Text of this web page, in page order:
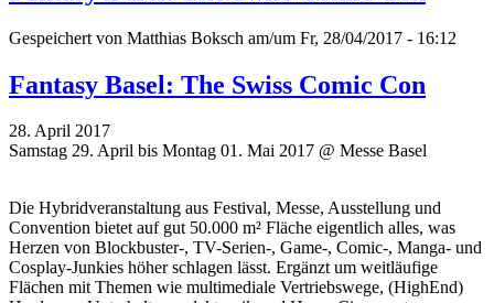
Gespeichert von Matthias Boksch am/um Fr, 28/04/2017 - 16:12
Fantasy Basel: The Swiss Comic Con
28. April 2017
Samstag 29. April bis Montag 01. Mai 2017 @ Messe Basel
Die Hybridveranstaltung aus Festival, Messe, Ausstellung und
Convention bietet auf gut 50.000 m² Fläche eigentlich alles, was
Herzen von Blockbuster-, TV-Serien-, Game-, Comic-, Manga- und
Cosplay-Junkies höher schlagen lässt. Ergänzt um weitläufige
Flächen mit Themen wie multimediale Vertriebswege, (HighEnd)